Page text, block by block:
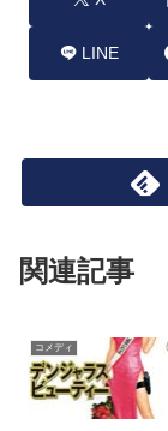
LINE
関連記事
コメディ